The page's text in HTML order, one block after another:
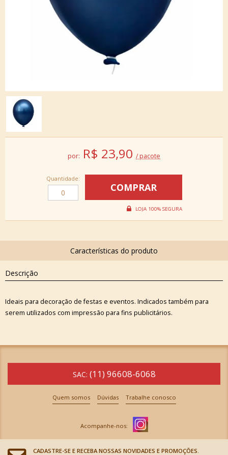
por: R$ 23,90 / pacote
Quantidade:
Descrição
Ideais para decoração de festas e eventos. Indicados também para
serem utilizados com impressão para fins publicitários.
SAC: (11) 96608-6068
Quem somos Dúvidas Trabalhe conosco
CADASTRE-SE E RECEBA NOSSAS NOVIDADES E PROMOÇÕES.